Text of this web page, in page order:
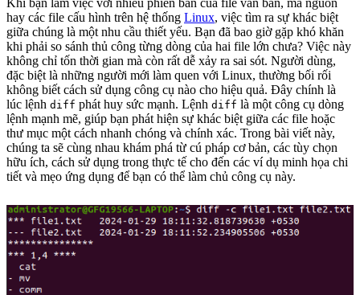
Khi bạn làm việc với nhiều phiên bản của file văn bản, mã nguồn
hay các file cấu hình trên hệ thống Linux, việc tìm ra sự khác biệt
giữa chúng là một nhu cầu thiết yếu. Bạn đã bao giờ gặp khó khăn
khi phải so sánh thủ công từng dòng của hai file lớn chưa? Việc này
không chỉ tốn thời gian mà còn rất dễ xảy ra sai sót. Người dùng,
đặc biệt là những người mới làm quen với Linux, thường bối rối
không biết cách sử dụng công cụ nào cho hiệu quả. Đây chính là
lúc lệnh diff phát huy sức mạnh. Lệnh diff là một công cụ dòng
lệnh mạnh mẽ, giúp bạn phát hiện sự khác biệt giữa các file hoặc
thư mục một cách nhanh chóng và chính xác. Trong bài viết này,
chúng ta sẽ cùng nhau khám phá từ cú pháp cơ bản, các tùy chọn
hữu ích, cách sử dụng trong thực tế cho đến các ví dụ minh họa chi
tiết và mẹo ứng dụng để bạn có thể làm chủ công cụ này.